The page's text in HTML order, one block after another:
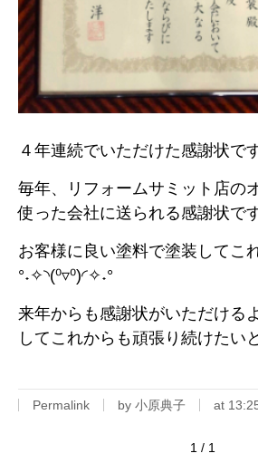
４年連続でいただけた感謝状です
毎年、リフォームサミット店の
使った会社に送られる感謝状です
お客様に良い塗料で塗装してこ
°˖✧◝(⁰▿⁰)◜✧˖°
来年からも感謝状がいただける
してこれからも頑張り続けたい
Permalink by 小原典子 at
1 / 1